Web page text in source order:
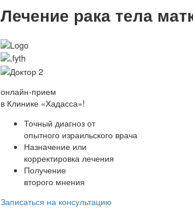
Лечение рака тела
онлайн-прием
в Клинике «Хадасса»!
Точный диагноз от
опытного израильского врача
Назначение или
корректировка лечения
Получение
второго мнения
Записаться на консультацию